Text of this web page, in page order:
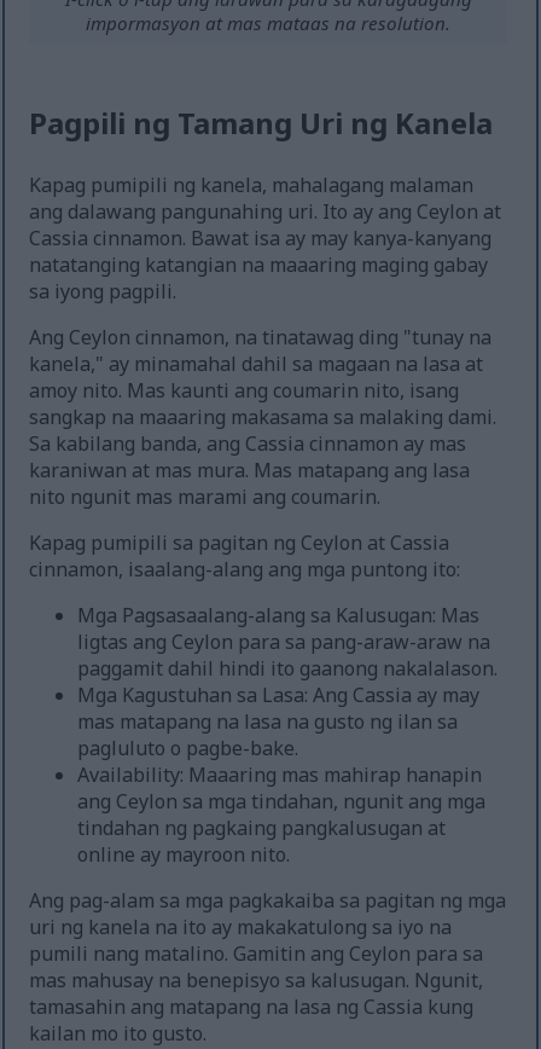
impormasyon at mas mataas na resolution.
Pagpili ng Tamang Uri ng Kanela
Kapag pumipili ng kanela, mahalagang malaman
ang dalawang pangunahing uri. Ito ay ang Ceylon at
Cassia cinnamon. Bawat isa ay may kanya-kanyang
natatanging katangian na maaaring maging gabay
sa iyong pagpili.
Ang Ceylon cinnamon, na tinatawag ding "tunay na
kanela," ay minamahal dahil sa magaan na lasa at
amoy nito. Mas kaunti ang coumarin nito, isang
sangkap na maaaring makasama sa malaking dami.
Sa kabilang banda, ang Cassia cinnamon ay mas
karaniwan at mas mura. Mas matapang ang lasa
nito ngunit mas marami ang coumarin.
Kapag pumipili sa pagitan ng Ceylon at Cassia
cinnamon, isaalang-alang ang mga puntong ito:
Mga Pagsasaalang-alang sa Kalusugan: Mas
ligtas ang Ceylon para sa pang-araw-araw na
paggamit dahil hindi ito gaanong nakalalason.
Mga Kagustuhan sa Lasa: Ang Cassia ay may
mas matapang na lasa na gusto ng ilan sa
pagluluto o pagbe-bake.
Availability: Maaaring mas mahirap hanapin
ang Ceylon sa mga tindahan, ngunit ang mga
tindahan ng pagkaing pangkalusugan at
online ay mayroon nito.
Ang pag-alam sa mga pagkakaiba sa pagitan ng mga
uri ng kanela na ito ay makakatulong sa iyo na
pumili nang matalino. Gamitin ang Ceylon para sa
mas mahusay na benepisyo sa kalusugan. Ngunit,
tamasahin ang matapang na lasa ng Cassia kung
kailan mo ito gusto.